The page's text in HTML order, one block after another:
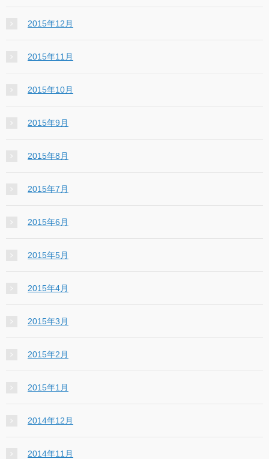
2015年12月
2015年11月
2015年10月
2015年9月
2015年8月
2015年7月
2015年6月
2015年5月
2015年4月
2015年3月
2015年2月
2015年1月
2014年12月
2014年11月